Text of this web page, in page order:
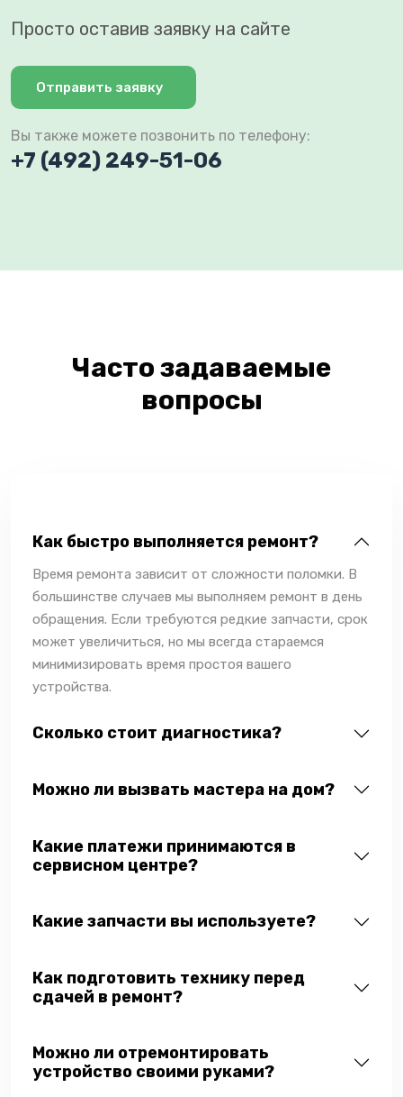
Просто оставив заявку на сайте
Отправить заявку
Вы также можете позвонить по телефону:
+7 (492) 249-51-06
Часто задаваемые
вопросы
Как быстро выполняется ремонт?
Время ремонта зависит от сложности поломки. В
большинстве случаев мы выполняем ремонт в день
обращения. Если требуются редкие запчасти, срок
может увеличиться, но мы всегда стараемся
минимизировать время простоя вашего
устройства.
Сколько стоит диагностика?
Можно ли вызвать мастера на дом?
Какие платежи принимаются в
сервисном центре?
Какие запчасти вы используете?
Как подготовить технику перед
сдачей в ремонт?
Можно ли отремонтировать
устройство своими руками?